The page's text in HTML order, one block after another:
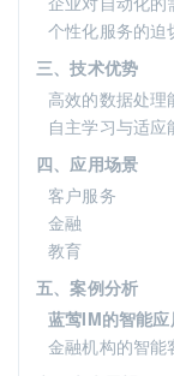
个性化服务的迫
三、技术优势
高效的数据处理
自主学习与适应
四、应用场景
客户服务
金融
教育
五、案例分析
蓝莺IM的智能应
金融机构的智能